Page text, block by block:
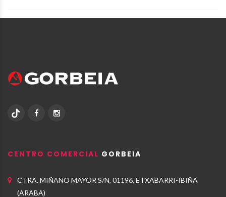
CENTRO COMERCIAL GORBEIA
CTRA. MIÑANO MAYOR S/N, 01196, ETXABARRI-IBIÑA
(ARABA)